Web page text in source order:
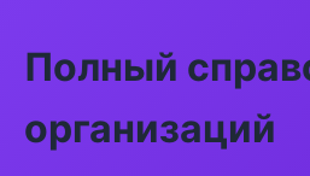
Полный
организаций